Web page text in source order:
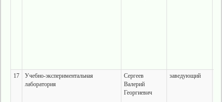
17
Учебно-экспериментальная
лаборатория
Сергеев
Валерий
Георгиевич
заведующий